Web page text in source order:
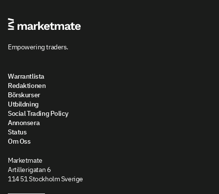
Empowering traders.
Warrantlista
Redaktionen
Börskurser
Utbildning
Social Trading Policy
Annonsera
Status
Om Oss
Marketmate
Artillerigatan 6
114 51 Stockholm Sverige